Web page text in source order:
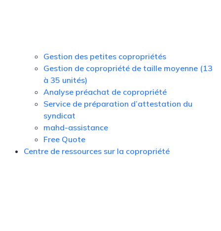
Gestion des petites copropriétés
Gestion de copropriété de taille moyenne (13
à 35 unités)
Analyse préachat de copropriété
Service de préparation d’attestation du
syndicat
mahd-assistance
Free Quote
Centre de ressources sur la copropriété